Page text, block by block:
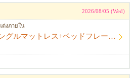
2026/08/05 (Wed)
ต่งภายใน
新品未開封 シングルマットレス+ベッドフレーム+シーツ